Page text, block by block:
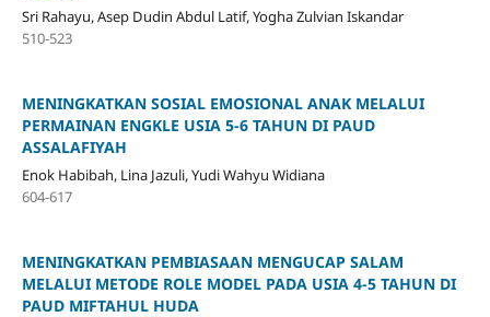
Sri Rahayu, Asep Dudin Abdul Latif, Yogha Zulvian Iskandar
510-523
MENINGKATKAN SOSIAL EMOSIONAL ANAK MELALUI
PERMAINAN ENGKLE USIA 5-6 TAHUN DI PAUD
ASSALAFIYAH
Enok Habibah, Lina Jazuli, Yudi Wahyu Widiana
604-617
MENINGKATKAN PEMBIASAAN MENGUCAP SALAM
MELALUI METODE ROLE MODEL PADA USIA 4-5 TAHUN DI
PAUD MIFTAHUL HUDA